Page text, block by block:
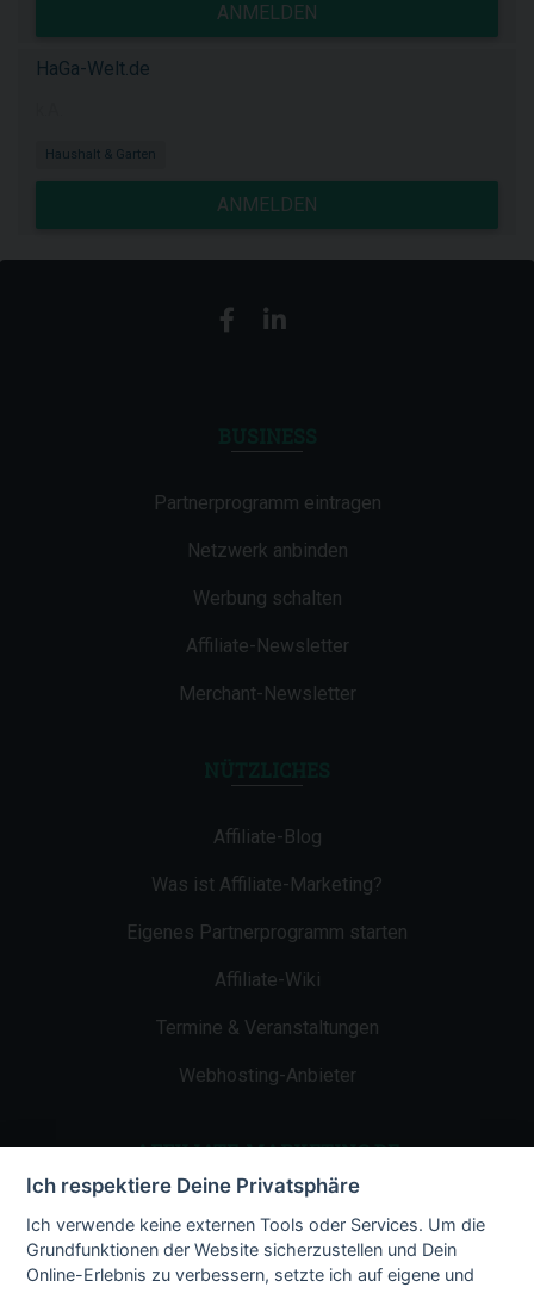
ANMELDEN
HaGa-Welt.de
Haushalt & Garten
ANMELDEN
Partnerprogramm eintragen
Netzwerk anbinden
Werbung schalten
Affiliate-Newsletter
Merchant-Newsletter
Affiliate-Blog
Was ist Affiliate-Marketing?
Eigenes Partnerprogramm starten
Affiliate-Wiki
Termine & Veranstaltungen
Webhosting-Anbieter
AFFILIATE-MARKETING.DE
Impressum
Kontakt
Ich respektiere Deine Privatsphäre
Ich verwende keine externen Tools oder Services. Um die
Grundfunktionen der Website sicherzustellen und Dein
Online-Erlebnis zu verbessern, setzte ich auf eigene und